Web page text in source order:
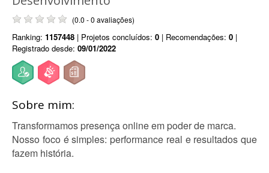
(0.0 - 0 avaliações)
Ranking: 1157448 | Projetos concluídos: 0 | Recomendações: 0 |
Registrado desde: 09/01/2022
Sobre mim:
Transformamos presença online em poder de marca.
Nosso foco é simples: performance real e resultados que
fazem história.